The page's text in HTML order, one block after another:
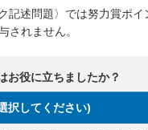
記述問題〉では努力賞ポ
されません。
お役に立ちましたか？
択してください)